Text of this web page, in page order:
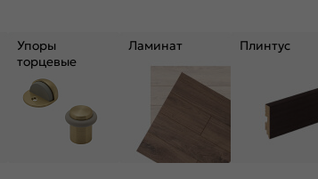
Упоры
торцевые
Ламинат Плинтус